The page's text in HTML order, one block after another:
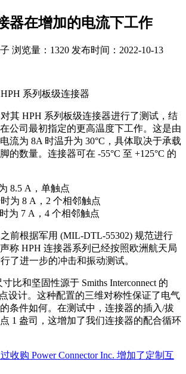
器在增加的电流下工作
浏览量：1320 发布时间：2022-10-13
HPH 系列板级连接器
对其 HPH 系列板级连接器进行了测试，结
公司最初指定的更高温度下工作。这是由
流为 8A 时温升为 30°C，具体取决于承载
的数量。连接器可在 -55°C 至 +125°C 的
8.5 A，单触点
为 8 A，2 个相邻触点
为 7 A，4 个相邻触点
之前根据军用 (MIL-DTL-55302) 规范进行
称 HPH 连接器系列已经按照欧洲航天局
了进一步的冲击和振动测试。
比和坚固性源于 Smiths Interconnect 的
设计。这种配置的三维对称性保证了电气
条件如何。在测试中，连接器的插入/拔
1 盎司，这增加了我们连接器的配合循环
收购 Power Connector Inc. 增加了定制互